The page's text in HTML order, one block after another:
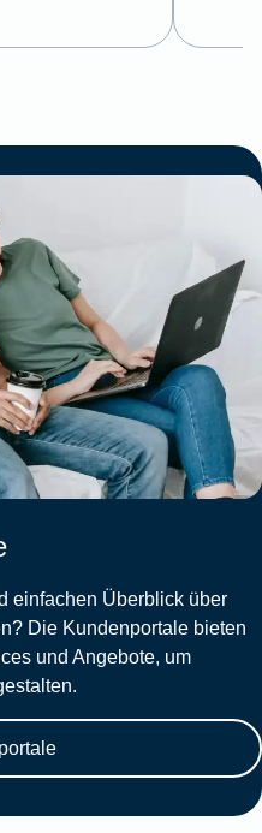
einfachen Überblick über
Die Kundenportale bieten
und Angebote, um